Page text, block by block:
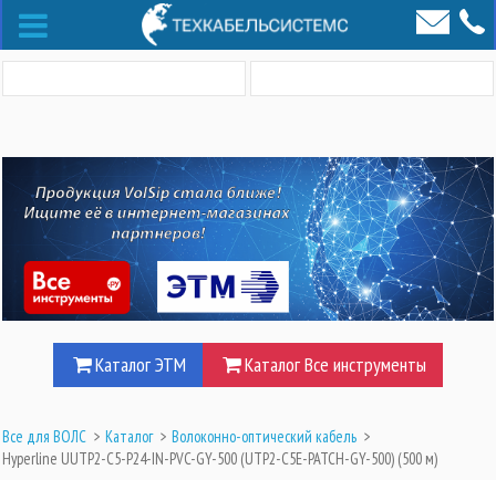
Каталог ЭТМ Каталог Все инструменты
Все для ВОЛС > Каталог > Волоконно-оптический кабель >
Hyperline UUTP2-C5-P24-IN-PVC-GY-500 (UTP2-C5E-PATCH-GY-500) (500 м)